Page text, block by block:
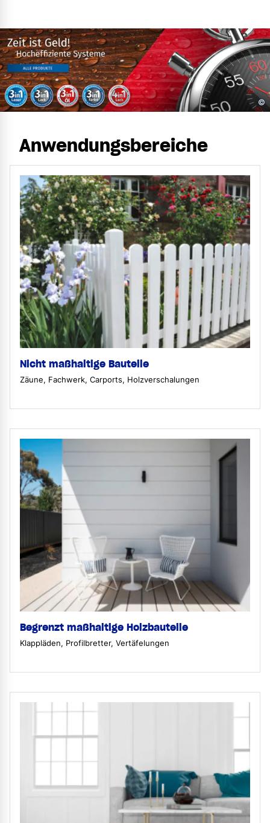
©
Anwendungsbereiche
Nicht maßhaltige Bauteile
Zäune, Fachwerk, Carports, Holzverschalungen
Begrenzt maßhaltige Holzbauteile
Klappläden, Profilbretter, Vertäfelungen